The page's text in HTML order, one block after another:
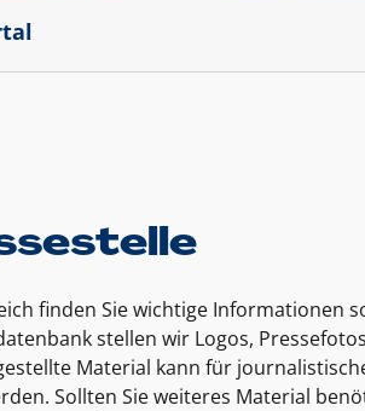
finden Sie wichtige Informationen
stellen wir Logos,
Material kann für
Sollten Sie weiteres Material